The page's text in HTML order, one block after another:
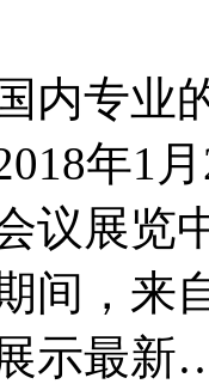
内专业
年1
议展览
间，来
示最新